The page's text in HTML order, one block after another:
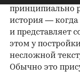
принципиально
история —
и представляет
этом у
несложной
Обычно это